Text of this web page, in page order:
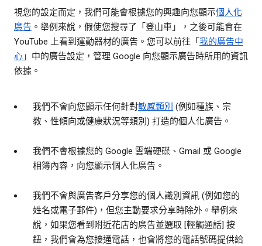
視您的設定而定，我們可能會根據您的興趣向您顯示個人化
廣告 。舉例來說，假使您搜尋了「登山車」，之後可能會在
YouTube 上看到運動器材的廣告。您可以前往「 我的廣告中
心 」中的廣告設定，管理 Google 向您顯示廣告時所用的資訊
依據。
我們不會向您顯示任何針對敏感類別 (例如種族、宗
教、性傾向或健康狀況等類別) 打造的個人化廣告。
我們不會根據您的 Google 雲端硬碟、Gmail 或 Google
相簿內容，向您顯示個人化廣告。
我們不會與廣告客戶分享您的個人識別資訊 (例如您的
姓名或電子郵件)，但您主動要求分享時除外。舉例來
說，如果您看到附近花店的廣告並選取 [輕觸通話] 按
鈕，我們會為您接通電話，也會將您的電話號碼提供給